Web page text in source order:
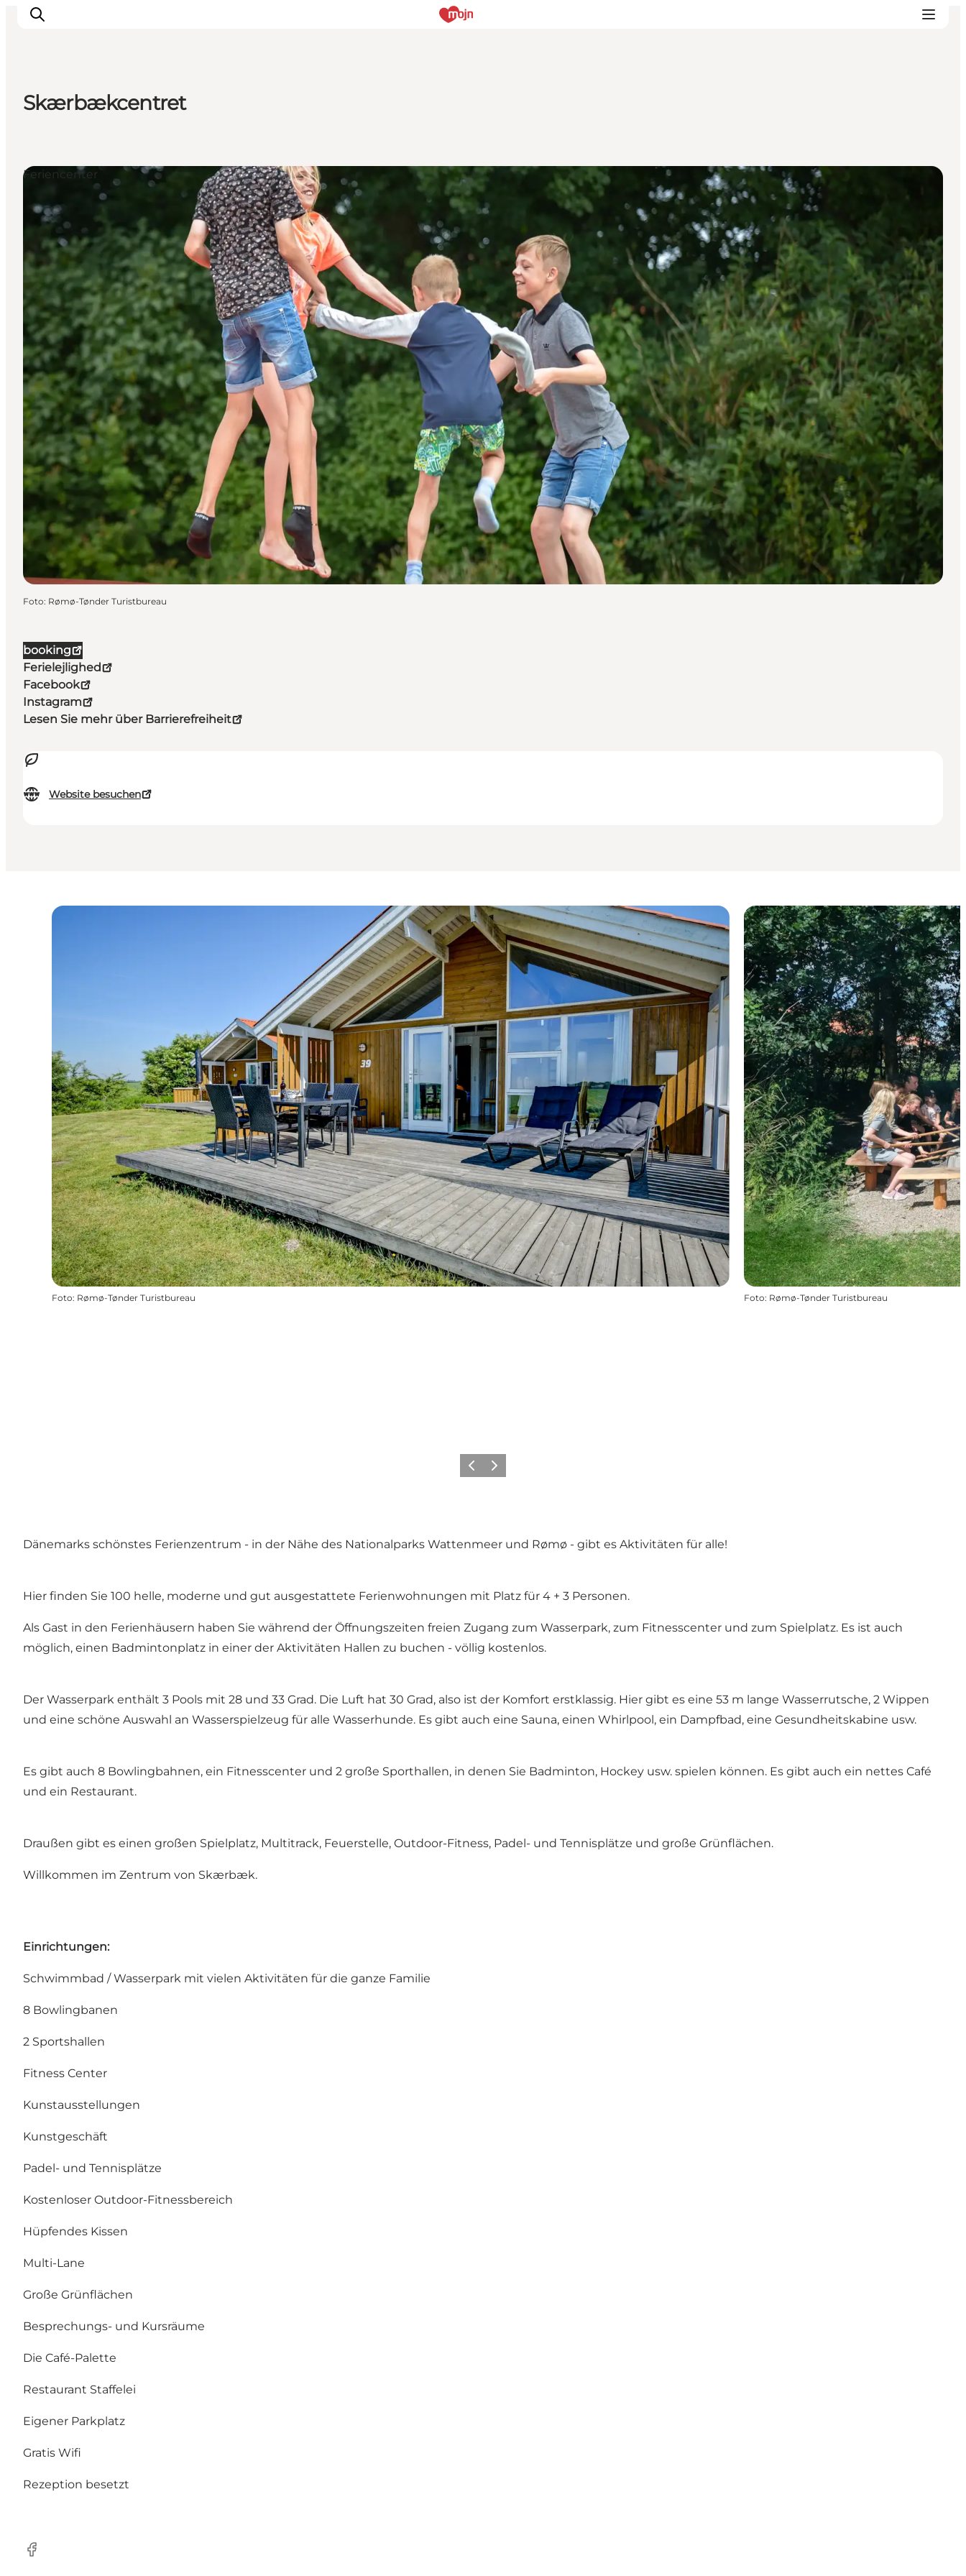
Events
Übernachtung
Plane deine Reise
Booking
Skærbækcentret
booking
Ferielejlighed
Facebook
Instagram
Lesen Sie mehr über Barrierefreiheit
Website besuchen
Feriencenter
Foto: Rømø-Tønder Turistbureau
Foto: Rømø-Tønder Turistbureau Foto: Rømø-Tønder Turistbureau
ZurückWeiter
Dänemarks schönstes Ferienzentrum - in der Nähe des Nationalparks Wattenmeer und Rømø - gibt es Aktivitäten für alle!
Hier finden Sie 100 helle, moderne und gut ausgestattete Ferienwohnungen mit Platz für 4 + 3 Personen.
Als Gast in den Ferienhäusern haben Sie während der Öffnungszeiten freien Zugang zum Wasserpark, zum Fitnesscenter und zum Spielplatz. Es ist auch
möglich, einen Badmintonplatz in einer der Aktivitäten Hallen zu buchen - völlig kostenlos.
Der Wasserpark enthält 3 Pools mit 28 und 33 Grad. Die Luft hat 30 Grad, also ist der Komfort erstklassig. Hier gibt es eine 53 m lange Wasserrutsche, 2 Wippen
und eine schöne Auswahl an Wasserspielzeug für alle Wasserhunde. Es gibt auch eine Sauna, einen Whirlpool, ein Dampfbad, eine Gesundheitskabine usw.
Es gibt auch 8 Bowlingbahnen, ein Fitnesscenter und 2 große Sporthallen, in denen Sie Badminton, Hockey usw. spielen können. Es gibt auch ein nettes Café
und ein Restaurant.
Draußen gibt es einen großen Spielplatz, Multitrack, Feuerstelle, Outdoor-Fitness, Padel- und Tennisplätze und große Grünflächen.
Willkommen im Zentrum von Skærbæk.
Einrichtungen:
Schwimmbad / Wasserpark mit vielen Aktivitäten für die ganze Familie
8 Bowlingbanen
2 Sportshallen
Fitness Center
Kunstausstellungen
Kunstgeschäft
Padel- und Tennisplätze
Kostenloser Outdoor-Fitnessbereich
Hüpfendes Kissen
Multi-Lane
Große Grünflächen
Besprechungs- und Kursräume
Die Café-Palette
Restaurant Staffelei
Eigener Parkplatz
Gratis Wifi
Rezeption besetzt
Facebook